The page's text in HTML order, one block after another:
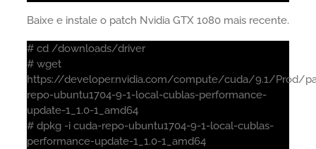
Baixe e instale o patch Nvidia GTX 1080 mais recente.
# cd /downloads/driver
# wget
https://developer.nvidia.com/compute/cuda/9.1/Prod/
repo-ubuntu1704-9-1-local-cublas-performance-
update-1_1.0-1_amd64
# dpkg -i cuda-repo-ubuntu1704-9-1-local-cublas-
performance-update-1_1.0-1_amd64